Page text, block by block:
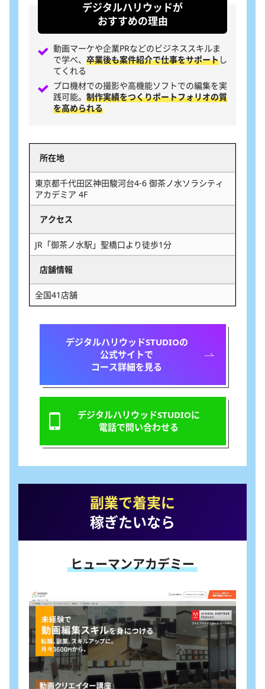
デジタルハリウッドが
おすすめの理由
動画マーケや企業PRなどのビジネススキルま
で学べ、 卒業後も案件紹介で仕事をサポートし
てくれる
プロ機材での撮影や高機能ソフトでの編集を実
践可能。 制作実績をつくりポートフォリオの質
を高められる
所在地
東京都千代田区神田駿河台4-6 御茶ノ水ソラシティ
アカデミア 4F
アクセス
JR「御茶ノ水駅」聖橋口より徒歩1分
店舗情報
全国41店舗
デジタルハリウッドSTUDIOの
公式サイトで
コース詳細を見る
デジタルハリウッドSTUDIOに
電話で問い合わせる
副業で着実に
稼ぎたいなら
ヒューマンアカデミー